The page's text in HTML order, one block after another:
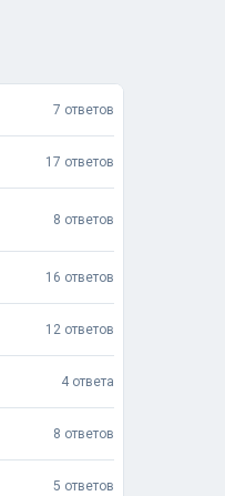
7 ответов
17 ответов
8 ответов
16 ответов
12 ответов
4 ответа
8 ответов
5 ответов